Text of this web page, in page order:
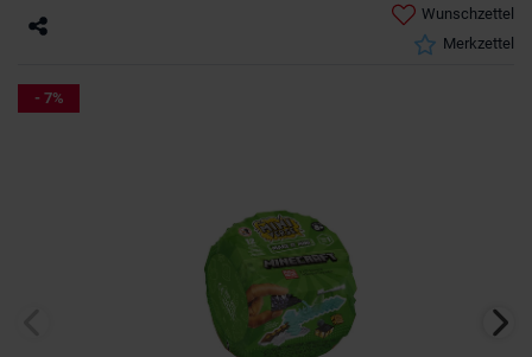
Wunschzettel
Merkzettel
- 7%